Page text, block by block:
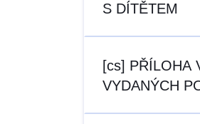
S DÍTĚTEM
[cs] PŘÍLOHA
VYDANÝCH